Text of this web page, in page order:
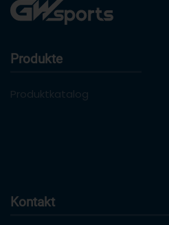
Produkte
Produktkatalog
Kontakt